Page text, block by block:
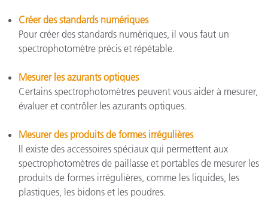
Créer des standards numériques
Pour créer des standards numériques, il vous faut un
spectrophotomètre précis et répétable.
Mesurer les azurants optiques
Certains spectrophotomètres peuvent vous aider à mesurer,
évaluer et contrôler les azurants optiques.
Mesurer des produits de formes irrégulières
Il existe des accessoires spéciaux qui permettent aux
spectrophotomètres de paillasse et portables de mesurer les
produits de formes irrégulières, comme les liquides, les
plastiques, les bidons et les poudres.